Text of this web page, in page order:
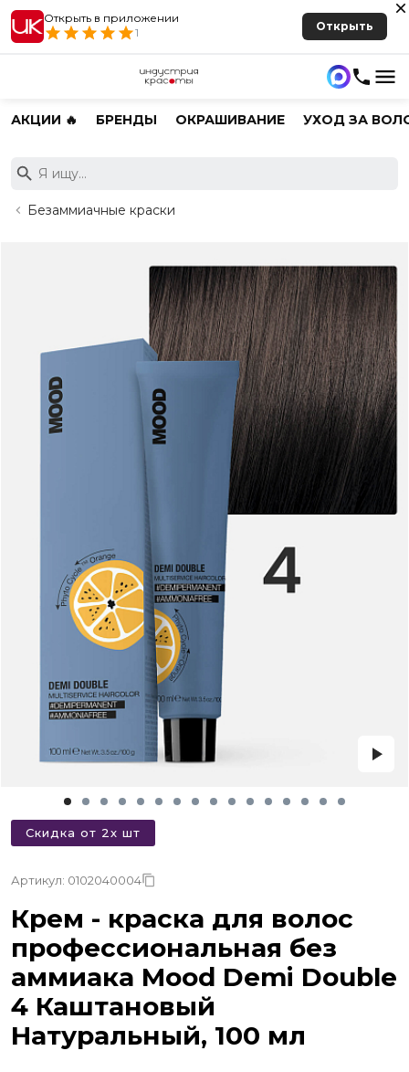
Открыть в приложении
1
Открыть
АКЦИИ 🔥 БРЕНДЫ ОКРАШИВАНИЕ УХОД ЗА
Безаммиачные краски
Скидка от 2х шт
Артикул: 0102040004
Крем - краска для волос
профессиональная без
аммиака Mood Demi Double
4 Каштановый
Натуральный, 100 мл